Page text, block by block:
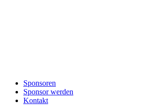
Sponsoren
Sponsor werden
Kontakt